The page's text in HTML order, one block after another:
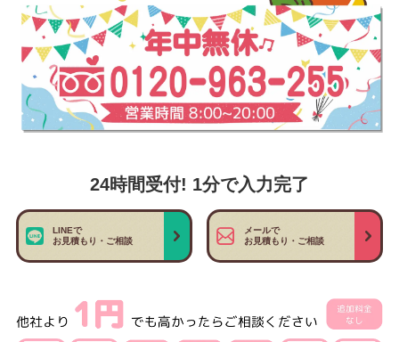
24時間受付! 1分で入力完了
LINEで
お見積もり・ご相談
メールで
お見積もり・ご相談